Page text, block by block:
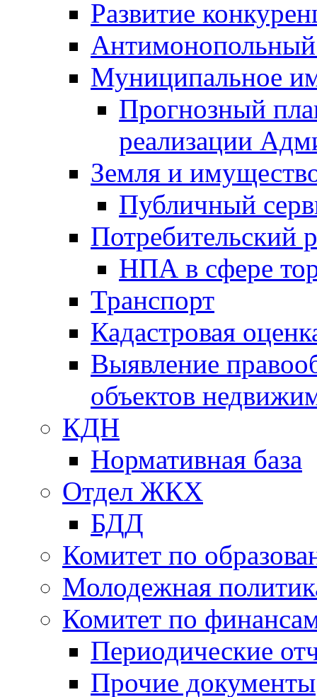
Развитие
Антимонопольный
Муниципальное
Прогнозный
реализации
Земля и
Публичный
Потребительский
НПА в сфере
Транспорт
Кадастровая
Выявление
объектов
КДН
Нормативная база
Отдел ЖКХ
БДД
Комитет по
Молодежная
Комитет по
Периодические
Прочие документы